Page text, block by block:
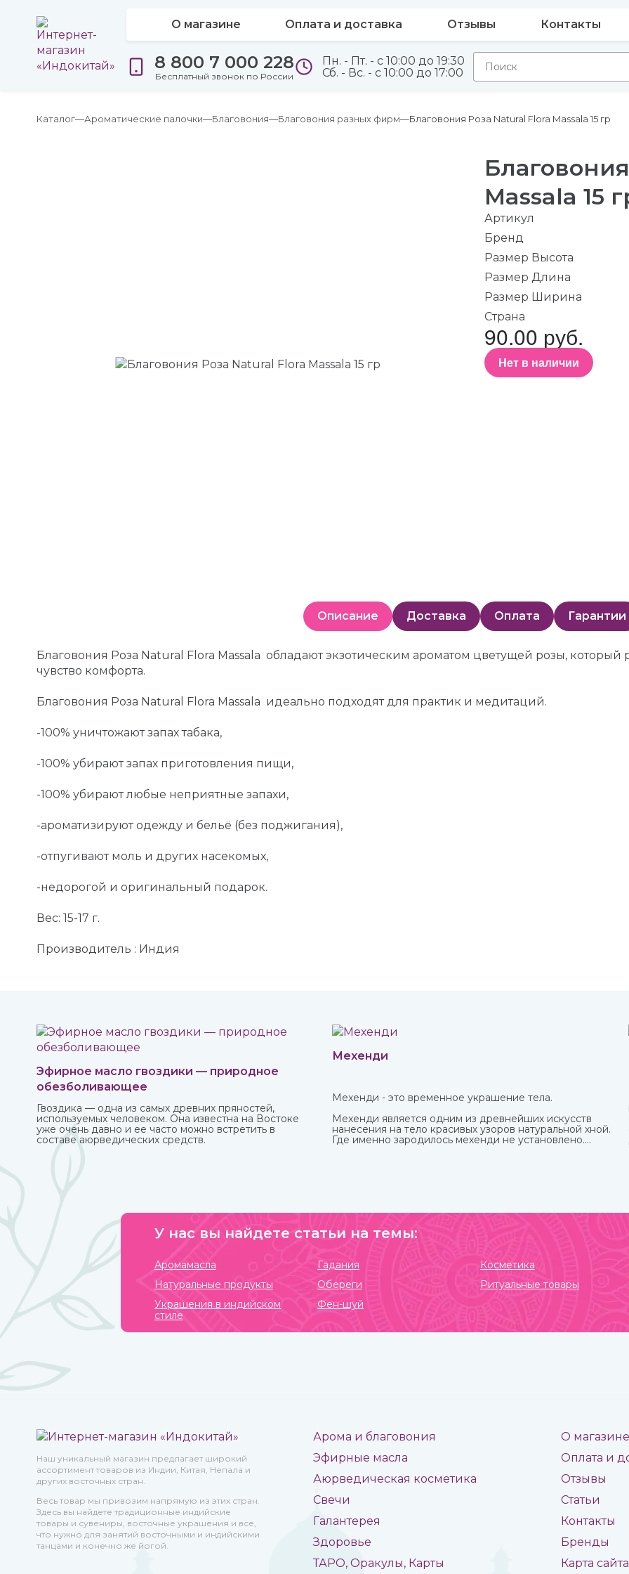
О магазине Оплата и доставка Отзывы Контакты
8 800 7 000 228
Бесплатный звонок по России
Пн. - Пт. - с 10:00 до 19:30
Сб. - Вс. - с 10:00 до 17:00
Каталог Ароматические палочки Благовония Благовония разных фирм Благовония Роза Natural Flora Massala 15 гр
Massala 15
Артикул
Бренд
Размер Высота
Размер Длина
Размер Ширина
Страна
90.00 руб.
Нет в наличии
Описание Доставка Оплата Гарантии
Благовония Роза Natural Flora Massala обладают экзотическим ароматом цветущей розы, который
чувство комфорта.
Благовония Роза Natural Flora Massala идеально подходят для практик и медитаций.
-100% уничтожают запах табака,
-100% убирают запах приготовления пищи,
-100% убирают любые неприятные запахи,
-ароматизируют одежду и бельё (без поджигания),
-отпугивают моль и других насекомых,
-недорогой и оригинальный подарок.
Вес: 15-17 г.
Производитель : Индия
Эфирное масло гвоздики — природное
обезболивающее
Гвоздика — одна из самых древних пряностей,
используемых человеком. Она известна на Востоке
уже очень давно и ее часто можно встретить в
составе аюрведических средств.
Мехенди
Мехенди - это временное украшение тела.
Мехенди является одним из древнейших искусств
нанесения на тело красивых узоров натуральной хной.
Где именно зародилось мехенди не установлено.
У нас вы найдете статьи на темы:
Аромамасла Гадания
Косметика
Натуральные продукты
Обереги
Ритуальные товары
Украшения в индийском
стиле
Фен-шуй
Наш уникальный магазин предлагает широкий
ассортимент товаров из Индии, Китая, Непала и
других восточных стран.
Весь товар мы привозим напрямую из этих стран.
Здесь вы найдете традиционные индийские
товары и сувениры, восточные украшения и все,
что нужно для занятий восточными и индийскими
танцами и конечно же йогой.
Арома и благовония
Эфирные масла
Аюрведическая косметика
Свечи
Галантерея
Здоровье
ТАРО, Оракулы, Карты
О магазине
Оплата и
Отзывы
Статьи
Контакты
Бренды
Карта сайта